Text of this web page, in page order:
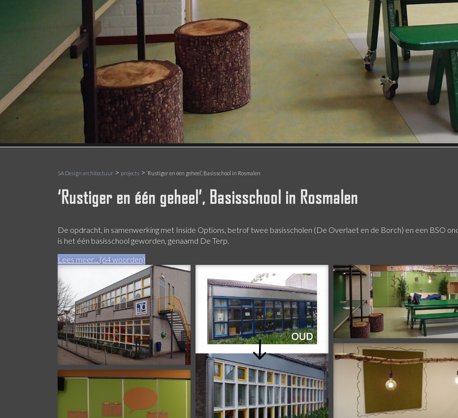
SA Design architectuur > projects > ‘Rustiger en één geheel’, Basisschool in Rosmalen
‘Rustiger en één geheel’, Basisschool in Rosmalen
De opdracht, in samenwerking met Inside Options, betrof twee basisscholen (De Overlaet en de Borch) en een BSO
is het één basisschool geworden, genaamd De Terp.
Lees meer... (64 woorden)